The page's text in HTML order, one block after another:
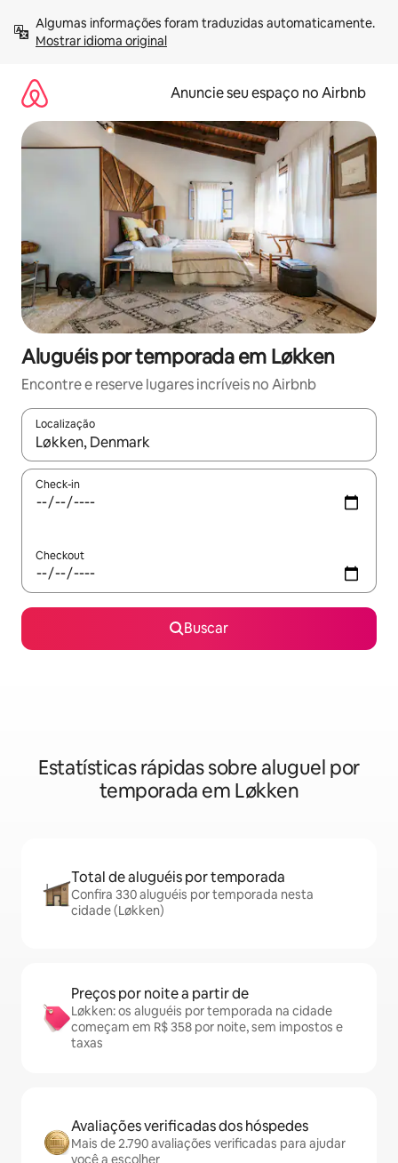
para
Mostrar idioma original
Anuncie seu espaço no Airbnb
Aluguéis por temporada em Løkken
Encontre e reserve lugares incríveis no Airbnb
Localização
Quando os resultados estiverem disponíveis, explore-os
Check-in
Checkout
Buscar
Estatísticas rápidas sobre aluguel por
temporada em Løkken
Total de aluguéis por temporada
Confira 330 aluguéis por temporada nesta
cidade (Løkken)
Preços por noite a partir de
Løkken: os aluguéis por temporada na cidade
começam em R$ 358 por noite, sem impostos e
taxas
Avaliações verificadas dos hóspedes
Mais de 2.790 avaliações verificadas para ajudar
você a escolher